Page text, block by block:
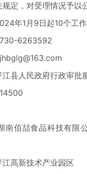
定，对受理情况予以
年1月9日起10个工
6263592
人民政府行政审批
佰喆食品科技有限
高新技术产业园区